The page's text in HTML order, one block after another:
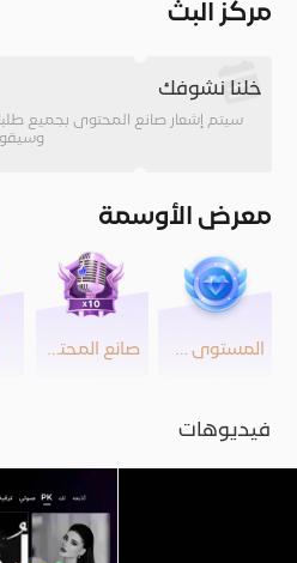
مركز البث
خلنا نشوفك
سيتم إشعار صانع المحتوى بجميع
معرض الأوسمة
المستوى 36 صانع المحتوى
فيديوهات